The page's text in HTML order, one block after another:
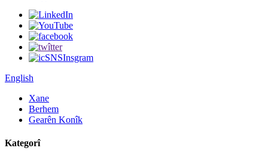
English
Xane
Berhem
Gearên Konîk
Kategorî